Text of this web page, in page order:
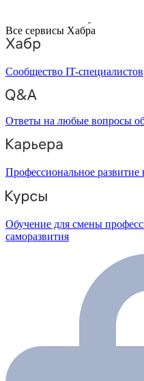
Все сервисы Хабра
Сообщество IT-специалистов
Ответы на любые вопросы
Профессиональное развитие
Обучение для смены
саморазвития